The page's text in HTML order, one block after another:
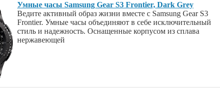
Умные часы Samsung Gear S3 Frontier, Dark Grey
Ведите активный образ жизни вместе с Samsung Gear S3
Frontier. Умные часы объединяют в себе исключительный
стиль и надежность. Оснащенные корпусом из сплава
нержавеющей